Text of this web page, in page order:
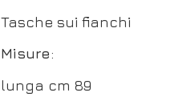
Tasche sui fianchi
Misure:
lunga cm 89